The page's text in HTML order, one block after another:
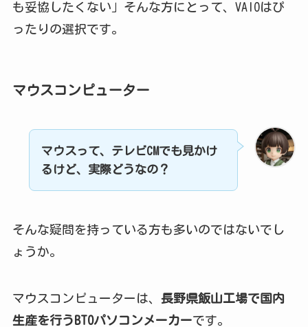
も妥協したくない」そんな方にとって、VAIOはぴ
ったりの選択です。
マウスコンピューター
マウスって、テレビCMでも見かけ
るけど、実際どうなの？
そんな疑問を持っている方も多いのではないでし
ょうか。
マウスコンピューターは、 長野県飯山工場で国内
生産を行うBTOパソコンメーカーです。